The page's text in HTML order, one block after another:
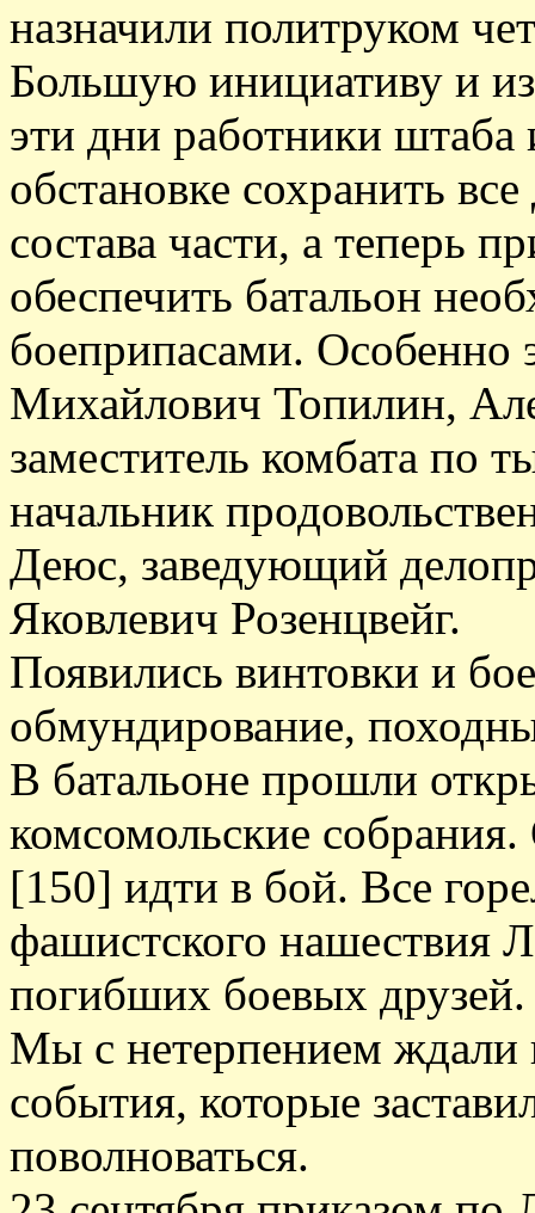
назначили политруком
Большую инициативу и
эти дни работники
обстановке сохранить
состава части, а теперь
обеспечить батальон
боеприпасами. Особенно
Михайлович Топилин,
заместитель комбата
начальник
Деюс, заведующий
Яковлевич Розенцвейг.
Появились винтовки и
обмундирование,
В батальоне прошли
комсомольские
[150] идти в бой. Все
фашистского нашествия
погибших боевых друзей.
Мы с нетерпением ждали
события, которые
поволноваться.